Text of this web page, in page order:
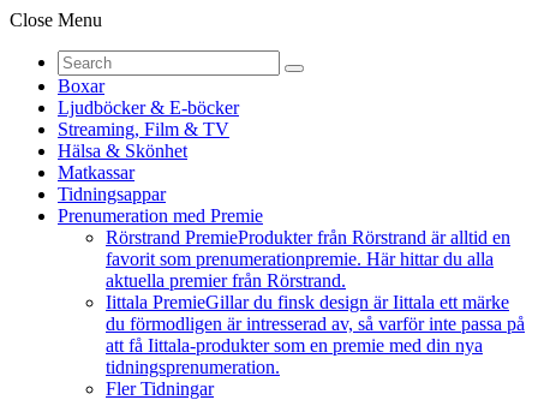
Close Menu
Boxar
Ljudböcker & E-böcker
Streaming, Film & TV
Hälsa & Skönhet
Matkassar
Tidningsappar
Prenumeration med Premie
Rörstrand PremieProdukter från Rörstrand är alltid en
favorit som prenumerationpremie. Här hittar du alla
aktuella premier från Rörstrand.
Iittala PremieGillar du finsk design är Iittala ett märke
du förmodligen är intresserad av, så varför inte passa på
att få Iittala-produkter som en premie med din nya
tidningsprenumeration.
Fler Tidningar